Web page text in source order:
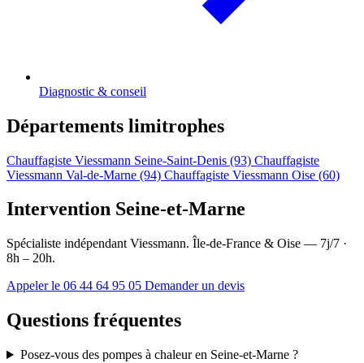
Diagnostic & conseil
Départements limitrophes
Chauffagiste Viessmann Seine-Saint-Denis (93) Chauffagiste
Viessmann Val-de-Marne (94) Chauffagiste Viessmann Oise (60)
Intervention Seine-et-Marne
Spécialiste indépendant Viessmann. Île-de-France & Oise — 7j/7 ·
8h – 20h.
Appeler le 06 44 64 95 05 Demander un devis
Questions fréquentes
Posez-vous des pompes à chaleur en Seine-et-Marne ?